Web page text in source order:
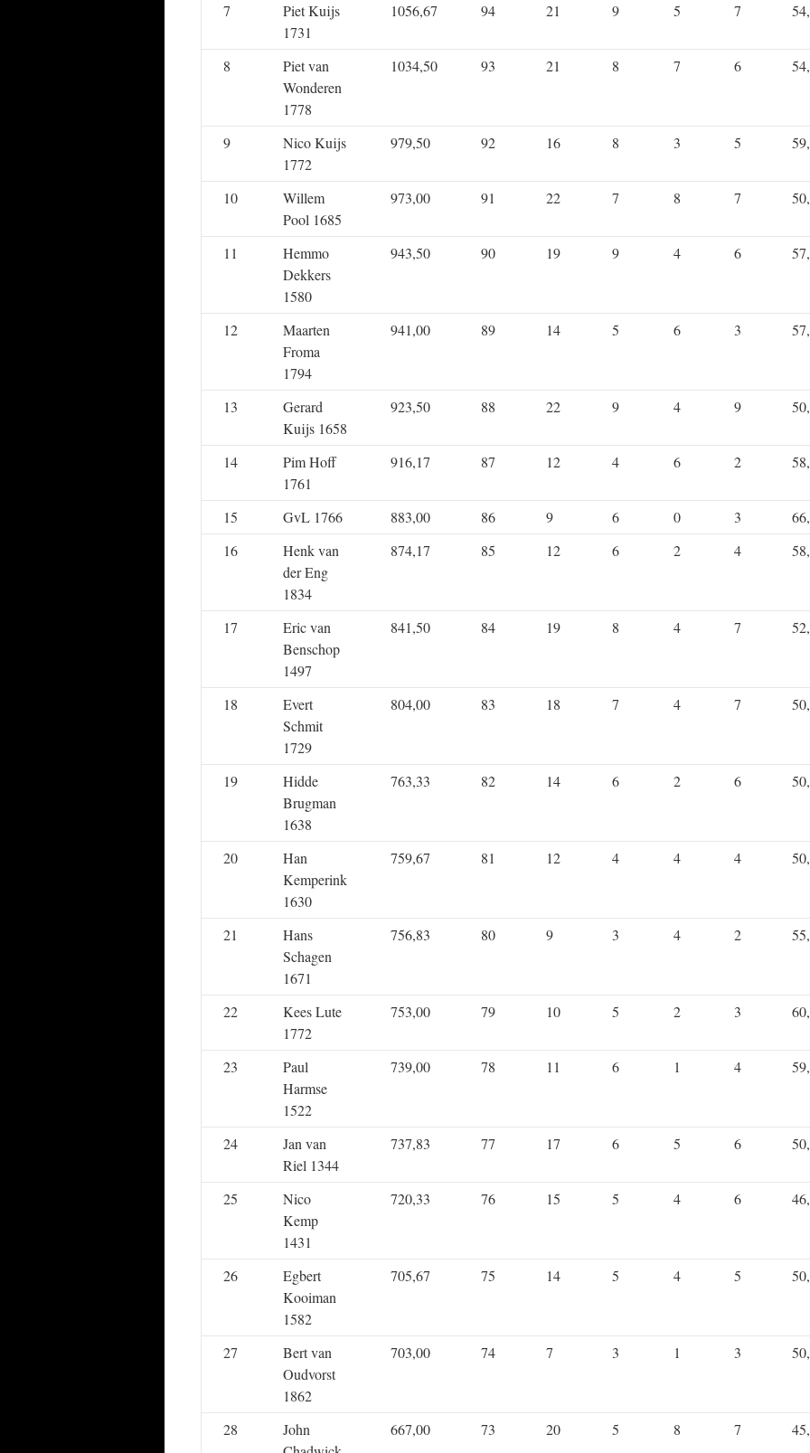
7
Piet Kuijs
1731
1056,67 94 21 9 5 7
8
Piet van
Wonderen
1778
1034,50 93 21 8 7 6
9
Nico Kuijs
1772
979,50 92 16 8 3 5
10
Willem
Pool 1685
973,00 91 22 7 8 7
11
Hemmo
Dekkers
1580
943,50 90 19 9 4 6
12
Maarten
Froma
1794
941,00 89 14 5 6 3
13
Gerard
Kuijs 1658
923,50 88 22 9 4 9
14
Pim Hoff
1761
916,17 87 12 4 6 2
15 GvL 1766 883,00 86 9 6 0 3
16
Henk van
der Eng
1834
874,17 85 12 6 2 4
17
Eric van
Benschop
1497
841,50 84 19 8 4 7
18
Evert
Schmit
1729
804,00 83 18 7 4 7
19
Hidde
Brugman
1638
763,33 82 14 6 2 6
20
Han
Kemperink
1630
759,67 81 12 4 4 4
21
Hans
Schagen
1671
756,83 80 9 3 4 2
22
Kees Lute
1772
753,00 79 10 5 2 3
23
Paul
Harmse
1522
739,00 78 11 6 1 4
24
Jan van
Riel 1344
737,83 77 17 6 5 6
25
Nico
Kemp
1431
720,33 76 15 5 4 6
26
Egbert
Kooiman
1582
705,67 75 14 5 4 5
27
Bert van
Oudvorst
1862
703,00 74 7 3 1 3
28
John
667,00 73 20 5 8 7